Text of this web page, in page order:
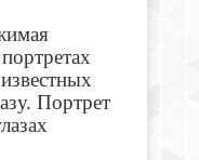
Портрет